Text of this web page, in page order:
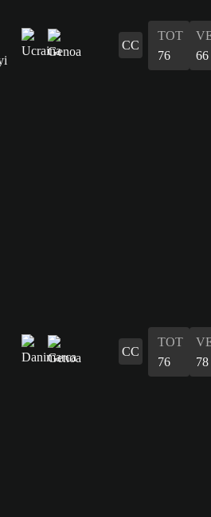
CC
TOT
76
66
CC
TOT
76
78